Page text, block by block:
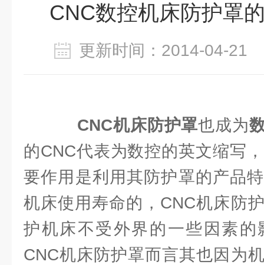
CNC数控机床防护罩
更新时间：2014-04-
CNC机床防护罩也成为
的CNC代表为数控的英文缩写
要作用是利用其防护罩的产品
机床使用寿命的，CNC机床防
护机床不受外界的一些因素的
CNC机床防护罩而言其也因为